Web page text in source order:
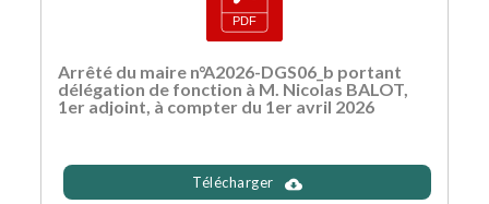
Arrêté du maire n°A2026-DGS06_b portant
délégation de fonction à M. Nicolas BALOT,
1er adjoint, à compter du 1er avril 2026
Télécharger